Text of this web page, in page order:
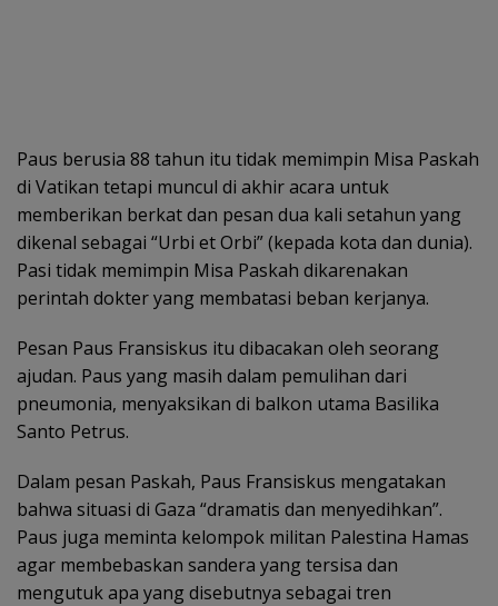
Paus berusia 88 tahun itu tidak memimpin Misa Paskah
di Vatikan tetapi muncul di akhir acara untuk
memberikan berkat dan pesan dua kali setahun yang
dikenal sebagai “Urbi et Orbi” (kepada kota dan dunia).
Pasi tidak memimpin Misa Paskah dikarenakan
perintah dokter yang membatasi beban kerjanya.
Pesan Paus Fransiskus itu dibacakan oleh seorang
ajudan. Paus yang masih dalam pemulihan dari
pneumonia, menyaksikan di balkon utama Basilika
Santo Petrus.
Dalam pesan Paskah, Paus Fransiskus mengatakan
bahwa situasi di Gaza “dramatis dan menyedihkan”.
Paus juga meminta kelompok militan Palestina Hamas
agar membebaskan sandera yang tersisa dan
mengutuk apa yang disebutnya sebagai tren